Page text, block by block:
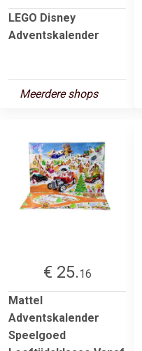
LEGO Disney
Adventskalender
Meerdere shops
€ 25.16
Mattel
Adventskalender
Speelgoed